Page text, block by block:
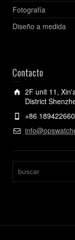
Fotografía
Diseño a medida
Contacto
2F unit 11,
District
+86